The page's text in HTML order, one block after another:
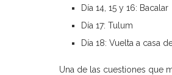
Día 14, 15 y 16: Bacalar
Día 17: Tulum
Día 18: Vuelta a casa
Una de las cuestiones que